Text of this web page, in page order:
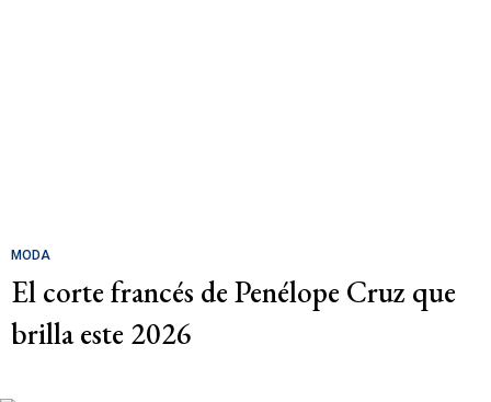
MODA
El corte francés de Penélope Cruz que
brilla este 2026